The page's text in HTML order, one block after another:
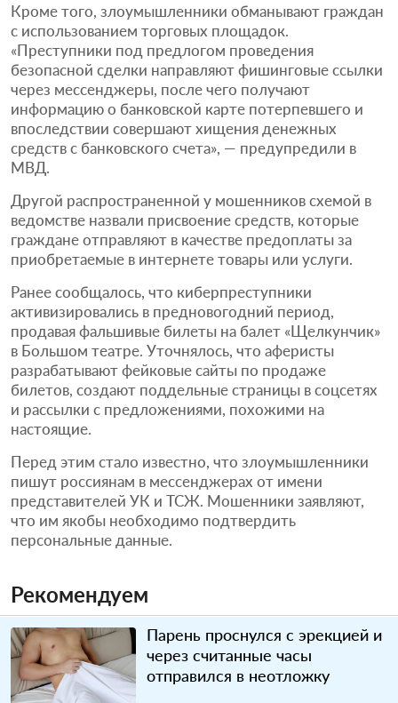
Кроме того, злоумышленники обманывают граждан
с использованием торговых площадок.
«Преступники под предлогом проведения
безопасной сделки направляют фишинговые ссылки
через мессенджеры, после чего получают
информацию о банковской карте потерпевшего и
впоследствии совершают хищения денежных
средств с банковского счета», — предупредили в
МВД.
Другой распространенной у мошенников схемой в
ведомстве назвали присвоение средств, которые
граждане отправляют в качестве предоплаты за
приобретаемые в интернете товары или услуги.
Ранее сообщалось, что киберпреступники
активизировались в предновогодний период,
продавая фальшивые билеты на балет «Щелкунчик»
в Большом театре. Уточнялось, что аферисты
разрабатывают фейковые сайты по продаже
билетов, создают поддельные страницы в соцсетях
и рассылки с предложениями, похожими на
настоящие.
Перед этим стало известно, что злоумышленники
пишут россиянам в мессенджерах от имени
представителей УК и ТСЖ. Мошенники заявляют,
что им якобы необходимо подтвердить
персональные данные.
Рекомендуем
Парень проснулся с эрекцией и
через считанные часы
отправился в неотложку